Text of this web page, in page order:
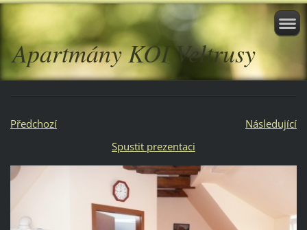
Apartmány KOI Veltrusy
Předchozí
Následující
Spustit prezentaci